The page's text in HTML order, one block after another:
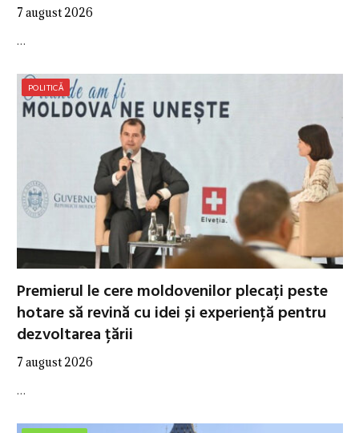
7 august 2026
…
POLITICĂ
Premierul le cere moldovenilor plecați peste
hotare să revină cu idei și experiență pentru
dezvoltarea țării
7 august 2026
…